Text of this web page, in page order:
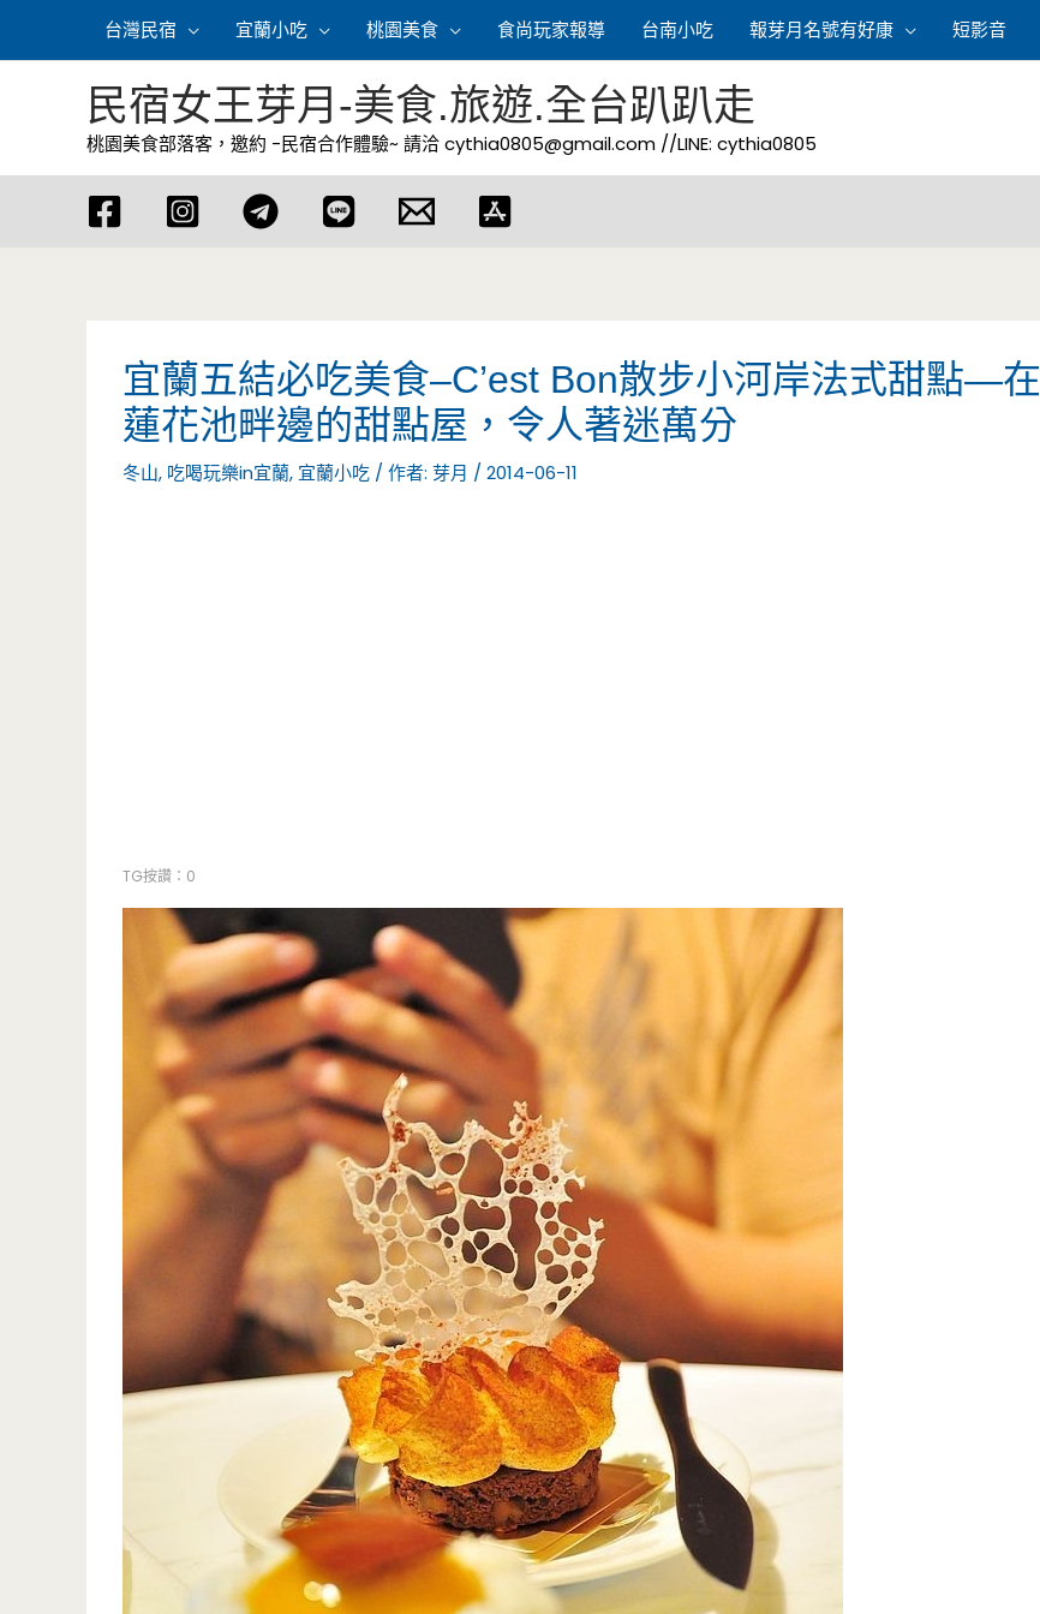
容
台灣民宿 宜蘭小吃 桃園美食 食尚玩家報導 台南小吃 報芽月名號有好康 短影音
民宿女王芽月-美食.旅遊.全台趴趴走
桃園美食部落客，邀約 -民宿合作體驗~ 請洽cythia0805@gmail.com //LINE: cythia0805
宜蘭五結必吃美食–C’est Bon散步小河岸法式甜點—在
蓮花池畔邊的甜點屋，令人著迷萬分
冬山, 吃喝玩樂in宜蘭, 宜蘭小吃 / 作者: 芽月 / 2014-06-11
TG按讚：0